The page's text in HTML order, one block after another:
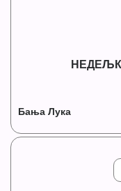
Бања Лука